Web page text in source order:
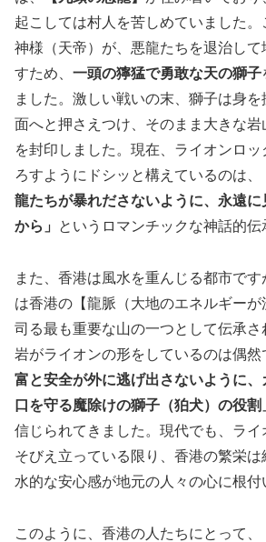
起こしては村人を苦しめていました
神様（天帝）が、悪龍たちを退治し
すため、 一頭の獰猛で勇敢な天の獅子
ました。激しい戦いの末、獅子は身
面へと押さえつけ、そのまま大きな
を封印しました。現在、ライオンロ
ろすようにドシッと構えているのは、
龍たちが暴れださないように、永遠
から」
というロマンチックな神話的伝
また、香港は風水を重んじる都市で
は香港の【龍脈（大地のエネルギー
司る最も重要な山の一つとして伝承
岩がライオンの形をしているのは偶然
富と安全が外に逃げ出さないように、
口を守る魔除けの獅子（狛犬）の役割
信じられてきました。現代でも、ライ
そびえ立っている限り、香港の繁栄
水的な安心感が地元の人々の心に根付
このように、香港の人たちにとって、